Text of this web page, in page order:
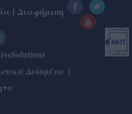
| Διαφήμιση
Δεδομένα